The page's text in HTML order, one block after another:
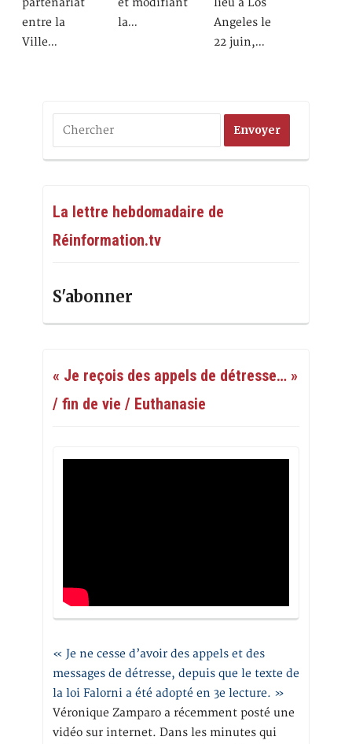
partenariat
entre la
Ville…
et modifiant
la…
lieu à Los
Angeles le
22 juin,…
La lettre hebdomadaire de
Réinformation.tv
S'abonner
« Je reçois des appels de détresse… »
/ fin de vie / Euthanasie
« Je ne cesse d’avoir des appels et des
messages de détresse, depuis que le texte de
la loi Falorni a été adopté en 3e lecture. »
Véronique Zamparo a récemment posté une
vidéo sur internet. Dans les minutes qui